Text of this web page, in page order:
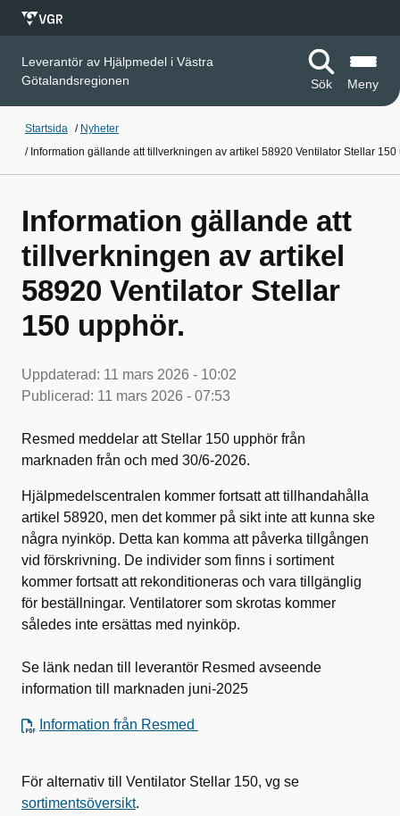
Leverantör av Hjälpmedel i Västra
Götalandsregionen
Sök Meny
Startsida / Nyheter
/ Information gällande att tillverkningen av artikel 58920 Ventilator Stellar 150
Information gällande att
tillverkningen av artikel
58920 Ventilator Stellar
150 upphör.
Uppdaterad: 11 mars 2026 - 10:02
Publicerad: 11 mars 2026 - 07:53
Resmed meddelar att Stellar 150 upphör från
marknaden från och med 30/6-2026.
Hjälpmedelscentralen kommer fortsatt att tillhandahålla
artikel 58920, men det kommer på sikt inte att kunna ske
några nyinköp. Detta kan komma att påverka tillgången
vid förskrivning. De individer som finns i sortiment
kommer fortsatt att rekonditioneras och vara tillgänglig
för beställningar. Ventilatorer som skrotas kommer
således inte ersättas med nyinköp.
Se länk nedan till leverantör Resmed avseende
information till marknaden juni-2025
Information från Resmed
För alternativ till Ventilator Stellar 150, vg se
sortimentsöversikt.